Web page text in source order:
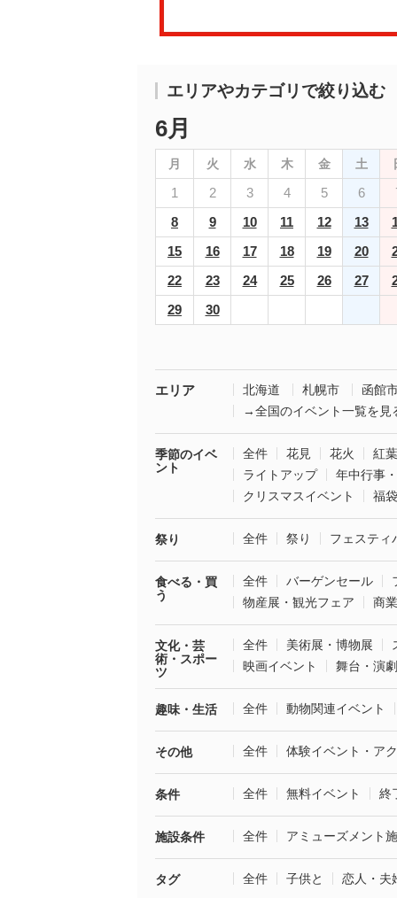
エリアやカテゴリで絞り込む
6月
月 火 水 木 金 土
1 2 3 4 5 6
8
9 10 11 12 13
15
16 17 18 19 20
22
23 24 25 26 27
29
30
エリア 北海道 札幌市
函館
→全国のイベント一覧を見
季節のイベ
ント
全件 花見 花火
紅葉
ライトアップ
年中行事
クリスマスイベント
福
祭り 全件 祭り フェスティ
食べる・買
う
全件 バーゲンセール
物産展・観光フェア
商
文化・芸
術・スポー
ツ
全件 美術展・博物展
映画イベント
舞台・演劇
趣味・生活 全件 動物関連イベント
その他 全件 体験イベント・ア
条件 全件 無料イベント 終
施設条件 全件 アミューズメント
タグ 全件 子供と 恋人・夫